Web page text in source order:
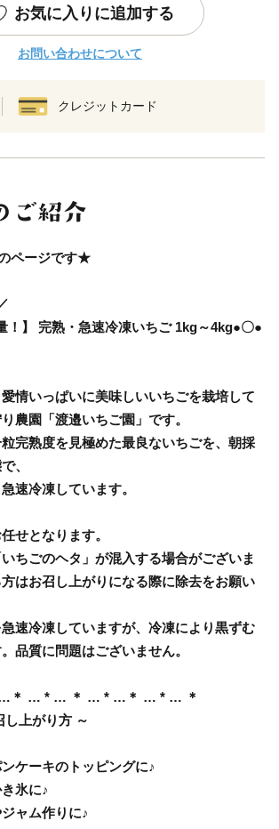
お気に入りに追加する
お問い合わせについて
クレジットカード
ページです★
！】 完熟・急速冷凍いちご 1kg～4kg●〇●
情いっぱいに美味しいいちごを栽培して
農園「渡邉いちご園」です。
完熟度を見極めた最良ないちごを、朝採
、
速冷凍しています。
せとなります。
ちごのヘタ」が混入する場合がございま
はお召し上がりになる際に除去をお願い
速冷凍していますが、冷凍により黒ずむ
品質に問題はございません。
＊ … * … ＊ … * …＊ … * … ＊
し上がり方 ～
ケーキのトッピングに♪
氷に♪
ャム作りに♪